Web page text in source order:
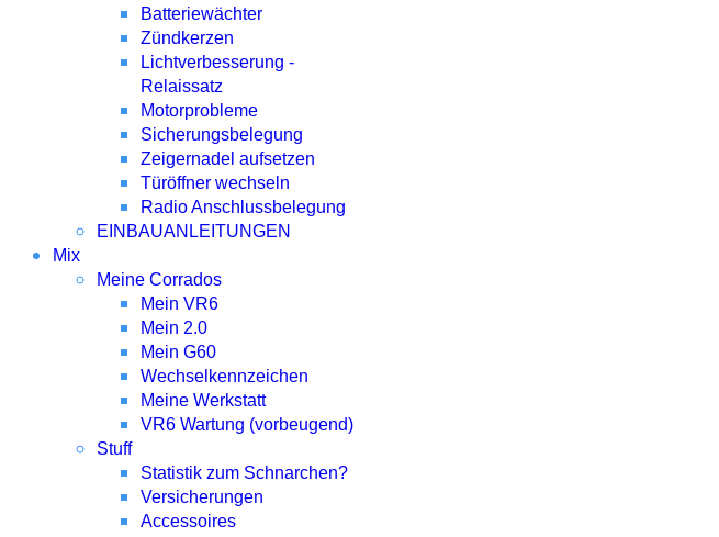
Batteriewächter
Zündkerzen
Lichtverbesserung -
Relaissatz
Motorprobleme
Sicherungsbelegung
Zeigernadel aufsetzen
Türöffner wechseln
Radio Anschlussbelegung
EINBAUANLEITUNGEN
Mix
Meine Corrados
Mein VR6
Mein 2.0
Mein G60
Wechselkennzeichen
Meine Werkstatt
VR6 Wartung (vorbeugend)
Stuff
Statistik zum Schnarchen?
Versicherungen
Accessoires